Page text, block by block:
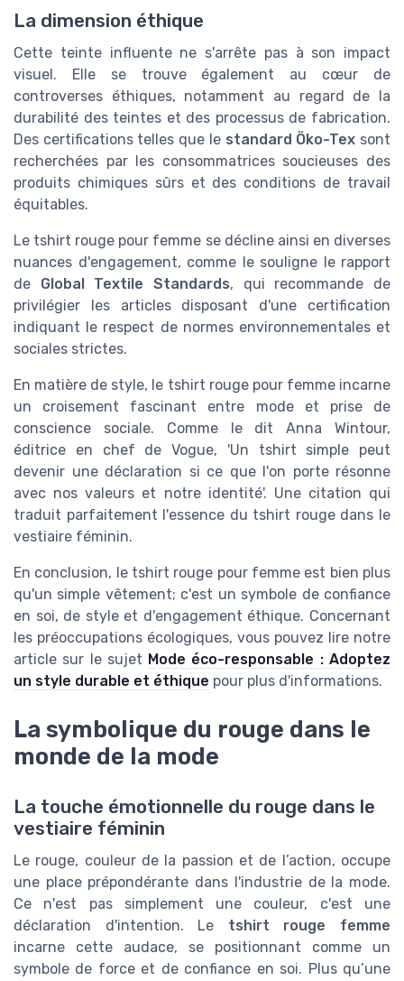
La dimension éthique
Cette teinte influente ne s'arrête pas à son impact
visuel. Elle se trouve également au cœur de
controverses éthiques, notamment au regard de la
durabilité des teintes et des processus de fabrication.
Des certifications telles que le standard Öko-Tex sont
recherchées par les consommatrices soucieuses des
produits chimiques sûrs et des conditions de travail
équitables.
Le tshirt rouge pour femme se décline ainsi en diverses
nuances d'engagement, comme le souligne le rapport
de Global Textile Standards, qui recommande de
privilégier les articles disposant d'une certification
indiquant le respect de normes environnementales et
sociales strictes.
En matière de style, le tshirt rouge pour femme incarne
un croisement fascinant entre mode et prise de
conscience sociale. Comme le dit Anna Wintour,
éditrice en chef de Vogue, 'Un tshirt simple peut
devenir une déclaration si ce que l'on porte résonne
avec nos valeurs et notre identité'. Une citation qui
traduit parfaitement l'essence du tshirt rouge dans le
vestiaire féminin.
En conclusion, le tshirt rouge pour femme est bien plus
qu'un simple vêtement; c'est un symbole de confiance
en soi, de style et d'engagement éthique. Concernant
les préoccupations écologiques, vous pouvez lire notre
article sur le sujet Mode éco-responsable : Adoptez
un style durable et éthique pour plus d'informations.
La symbolique du rouge dans le
monde de la mode
La touche émotionnelle du rouge dans le
vestiaire féminin
Le rouge, couleur de la passion et de l’action, occupe
une place prépondérante dans l'industrie de la mode.
Ce n'est pas simplement une couleur, c'est une
déclaration d'intention. Le tshirt rouge femme
incarne cette audace, se positionnant comme un
symbole de force et de confiance en soi. Plus qu’une